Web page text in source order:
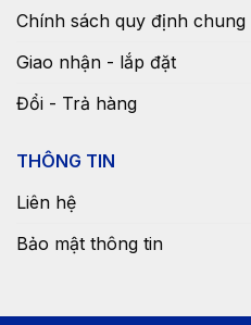
Chính sách quy định chung
Giao nhận - lắp đặt
Đổi - Trả hàng
THÔNG TIN
Liên hệ
Bảo mật thông tin